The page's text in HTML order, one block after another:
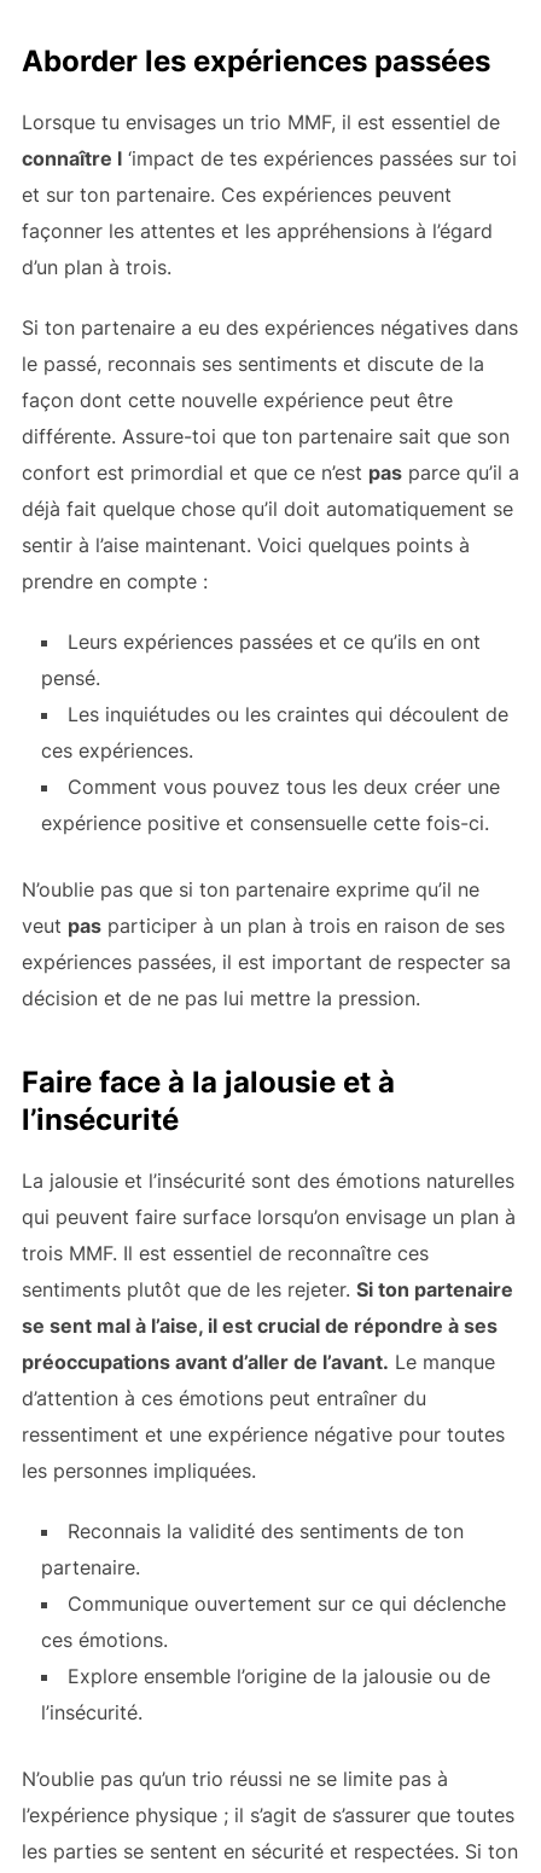
Aborder les expériences passées
Lorsque tu envisages un trio MMF, il est essentiel de
connaître l‘impact de tes expériences passées sur toi
et sur ton partenaire. Ces expériences peuvent
façonner les attentes et les appréhensions à l’égard
d’un plan à trois.
Si ton partenaire a eu des expériences négatives dans
le passé, reconnais ses sentiments et discute de la
façon dont cette nouvelle expérience peut être
différente. Assure-toi que ton partenaire sait que son
confort est primordial et que ce n’est pasparce qu’il a
déjà fait quelque chose qu’il doit automatiquement se
sentir à l’aise maintenant. Voici quelques points à
prendre en compte :
Leurs expériences passées et ce qu’ils en ont
pensé.
Les inquiétudes ou les craintes qui découlent de
ces expériences.
Comment vous pouvez tous les deux créer une
expérience positive et consensuelle cette fois-ci.
N’oublie pas que si ton partenaire exprime qu’il ne
veut pasparticiper à un plan à trois en raison de ses
expériences passées, il est important de respecter sa
décision et de ne pas lui mettre la pression.
Faire face à la jalousie et à
l’insécurité
La jalousie et l’insécurité sont des émotions naturelles
qui peuvent faire surface lorsqu’on envisage un plan à
trois MMF. Il est essentiel de reconnaître ces
sentiments plutôt que de les rejeter. Si ton partenaire
se sent mal à l’aise, il est crucial de répondre à ses
préoccupations avant d’aller de l’avant. Le manque
d’attention à ces émotions peut entraîner du
ressentiment et une expérience négative pour toutes
les personnes impliquées.
Reconnais la validité des sentiments de ton
partenaire.
Communique ouvertement sur ce qui déclenche
ces émotions.
Explore ensemble l’origine de la jalousie ou de
l’insécurité.
N’oublie pas qu’un trio réussi ne se limite pas à
l’expérience physique ; il s’agit de s’assurer que toutes
les parties se sentent en sécurité et respectées. Si ton